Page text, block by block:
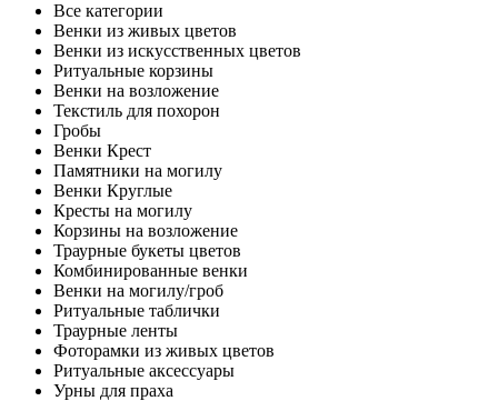
Все категории
Венки из живых цветов
Венки из искусственных цветов
Ритуальные корзины
Венки на возложение
Текстиль для похорон
Гробы
Венки Крест
Памятники на могилу
Венки Круглые
Кресты на могилу
Корзины на возложение
Траурные букеты цветов
Комбинированные венки
Венки на могилу/гроб
Ритуальные таблички
Траурные ленты
Фоторамки из живых цветов
Ритуальные аксессуары
Урны для праха